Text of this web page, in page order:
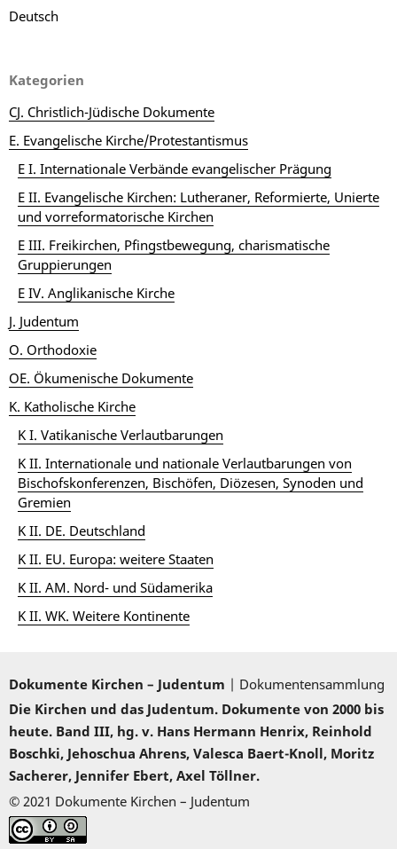
Deutsch
Kategorien
CJ. Christlich-Jüdische Dokumente
E. Evangelische Kirche/Protestantismus
E I. Internationale Verbände evangelischer Prägung
E II. Evangelische Kirchen: Lutheraner, Reformierte, Unierte
und vorreformatorische Kirchen
E III. Freikirchen, Pfingstbewegung, charismatische
Gruppierungen
E IV. Anglikanische Kirche
J. Judentum
O. Orthodoxie
OE. Ökumenische Dokumente
K. Katholische Kirche
K I. Vatikanische Verlautbarungen
K II. Internationale und nationale Verlautbarungen von
Bischofskonferenzen, Bischöfen, Diözesen, Synoden und
Gremien
K II. DE. Deutschland
K II. EU. Europa: weitere Staaten
K II. AM. Nord- und Südamerika
K II. WK. Weitere Kontinente
Dokumente Kirchen – Judentum | Dokumentensammlung
Die Kirchen und das Judentum. Dokumente von 2000 bis
heute. Band III, hg. v. Hans Hermann Henrix, Reinhold
Boschki, Jehoschua Ahrens, Valesca Baert-Knoll, Moritz
Sacherer, Jennifer Ebert, Axel Töllner.
© 2021 Dokumente Kirchen – Judentum